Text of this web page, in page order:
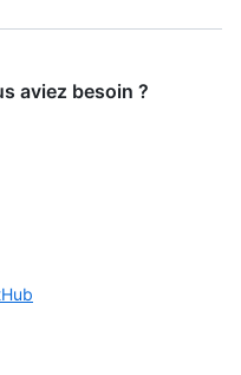
aviez besoin ?